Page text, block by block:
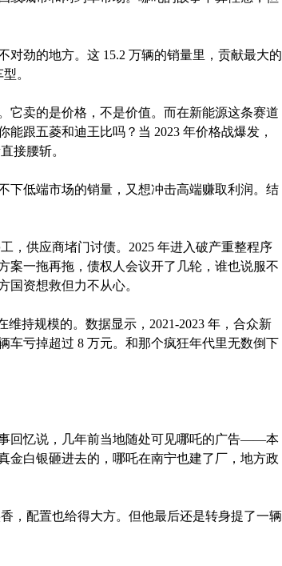
对劲的地方。这 15.2 万辆的销量里，贡献最大的
。
它卖的是价格，不是价值。而在新能源这条赛道
能跟五菱和迪王比吗？当 2023 年价格战爆发，
接腰斩。
低端市场的销量，又想冲击高端赚取利润。结
，供应商堵门讨债。2025 年进入破产重整程序
案一拖再拖，债权人会议开了几轮，谁也说服不
国资想救但力不从心。
持规模的。数据显示，2021-2023 年，合众新
车亏掉超过 8 万元。和那个疯狂年代里无数倒下
回忆说，几年前当地随处可见哪吒的广告——本
金白银砸进去的，哪吒在南宁也建了厂，地方政
，配置也给得大方。但他最后还是转身提了一辆